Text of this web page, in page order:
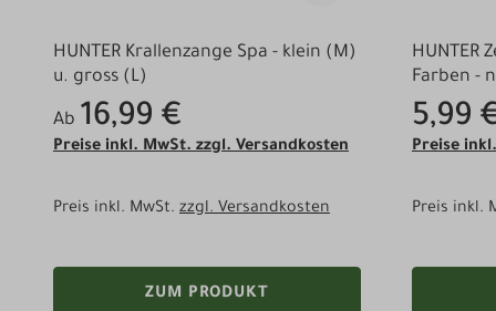
HUNTER Krallenzange Spa - klein (M)
u. gross (L)
Ab 16,99 €
Preise inkl. MwSt. zzgl. Versandkosten
Preis inkl. MwSt. zzgl. Versandkosten
ZUM PRODUKT
HUNTER
Farben -
5,99
Preise
Preis inkl.